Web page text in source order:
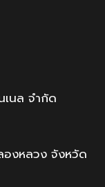
นล จำกัด
งหลวง จังหวัด